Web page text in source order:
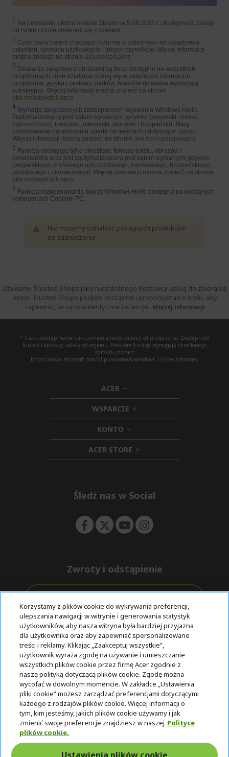
1 Na podstawie ofert w sklepie Steam na 5.08.2025 r.; dostępność zależy
od rynku i może zmieniać się z czasem.
2 Czas pracy baterii znacząco różni się w zależności od urządzenia,
ustawień, sposobu użytkowania i innych czynników. Więcej informacji
można znaleźć na stronie aka.ms/cpclaims
3 Działania związane z obrazami są teraz dostępne na wszystkich
urządzeniach; inne działania różnią się w zależności od regionu
urządzenia, języka i zestawu znaków. Niektóre działania wymagają
subskrypcji. Więcej informacji można znaleźć na stronie
aka.ms/copilotpluspcs
4 Wymaga zwiększonych zabezpieczeń logowania Windows Hello.
Zoptymalizowano pod kątem wybranych języków (angielski, chiński
(uproszczony), francuski, niemiecki, japoński i hiszpański). Mają
zastosowanie ograniczenia oparte na treściach i dotyczące zapisu.
Więcej informacji można znaleźć na stronie aka.ms/copilotpluspcs
5 Funkcja obsługuje tylko określone formaty tekstu, obrazów i
dokumentów oraz jest zoptymalizowana pod kątem wybranych języków
(angielskiego, chińskiego uproszczonego, francuskiego, hiszpańskiego,
japońskiego i niemieckiego). Więcej informacji można znaleźć na stronie
aka.ms/copilotpluspcs
6 Funkcja rozpoznawania twarzy Windows Hello dostępna na wybranych
komputerach Copilot+ PC.
Nie możemy odnaleźć pasujących produktów
do zaznaczenia.
Używamy Trusted Shops jako niezależnego dostawcy usług do zbierania
opinii. Trusted Shops podjęło rozsądne i proporcjonalne kroki, aby
zapewnić, że są to autentyczne recenzje. Więcej informacji
* Czas udostępnienia uaktualnienia może zależeć od urządzenia. Dostępność
funkcji i aplikacji zależy od regionu. Niektóre funkcje wymagają określonego
sprzętu (zobacz
https://www.microsoft.com/pl-pl/windows/windows-11-specifications).
ACER h
i
d
d
e
n
WSPARCIE h
i
d
e
n
KONTO h
i
d
d
ACER STORE h
i
e
Śledź nas w Social
Zwroty i odstąpienie
Darmowa
ekspresowa
dostawa
Wsparcie
przed i po
zakupie
Bezpieczne
płatności
© 2025 Acer Inc.
Firma CPYou BV jest autoryzowanym sprzedawcą produktów i
usług oferowanych w tym sklepie.
Korzystamy z plików cookie do wykrywania preferencji,
ulepszania nawigacji w witrynie i generowania statystyk
użytkowników, aby nasza witryna była bardziej przyjazna
dla użytkownika oraz aby zapewniać spersonalizowane
treści i reklamy. Klikając „Zaakceptuj wszystkie”,
użytkownik wyraża zgodę na używanie i umieszczanie
wszystkich plików cookie przez firmę Acer zgodnie z
naszą polityką dotyczącą plików cookie. Zgodę można
wycofać w dowolnym momencie. W zakładce „Ustawienia
pliki cookie” możesz zarządzać preferencjami dotyczącymi
każdego z rodzajów plików cookie. Więcej informacji o
tym, kim jesteśmy, jakich plików cookie używamy i jak
zmienić swoje preferencje znajdziesz w naszej Polityce
plików cookie.